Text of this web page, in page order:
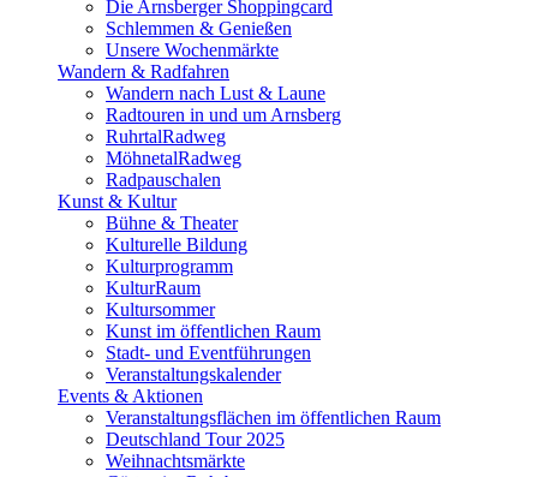
Die Arnsberger Shoppingcard
Schlemmen & Genießen
Unsere Wochenmärkte
Wandern & Radfahren
Wandern nach Lust & Laune
Radtouren in und um Arnsberg
RuhrtalRadweg
MöhnetalRadweg
Radpauschalen
Kunst & Kultur
Bühne & Theater
Kulturelle Bildung
Kulturprogramm
KulturRaum
Kultursommer
Kunst im öffentlichen Raum
Stadt- und Eventführungen
Veranstaltungskalender
Events & Aktionen
Veranstaltungsflächen im öffentlichen Raum
Deutschland Tour 2025
Weihnachtsmärkte